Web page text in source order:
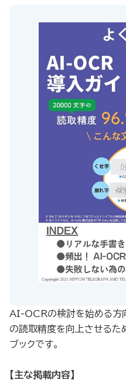
AI-OCRの検討を始める方
の読取精度を向上させるた
ブックです。
【主な掲載内容】